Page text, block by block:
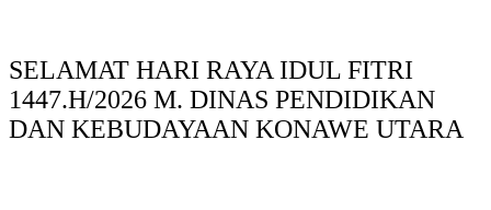
SELAMAT HARI RAYA IDUL FITRI
1447.H/2026 M. DINAS PENDIDIKAN
DAN KEBUDAYAAN KONAWE UTARA